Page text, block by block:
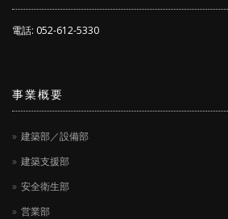
電話: 052-612-5330
事業概要
建築部／設備部
建築支援部
安全衛生部
営業部